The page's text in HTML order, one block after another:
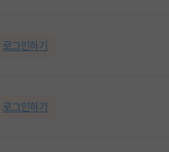
로그인하기
로그인하기